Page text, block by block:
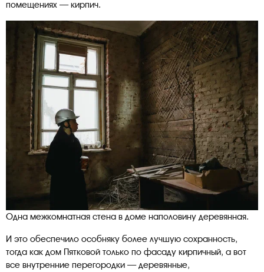
помещениях — кирпич.
Одна межкомнатная стена в доме наполовину деревянная.
И это обеспечило особняку более лучшую сохранность,
тогда как дом Пятковой только по фасаду кирпичный, а вот
все внутренние перегородки — деревянные,